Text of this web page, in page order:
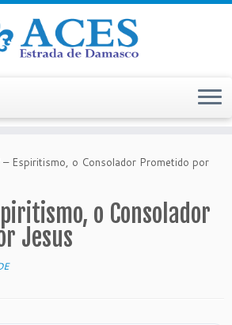
– Espiritismo, o Consolador Prometido por
o Consolador
Jesus